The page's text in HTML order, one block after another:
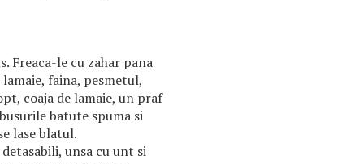
Freaca-le cu zahar pana
faina, pesmetul,
coaja de lamaie, un praf
batute spuma si
lase blatul.
unsa cu unt si